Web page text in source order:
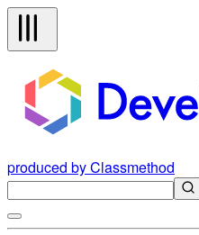
produced by Classmethod